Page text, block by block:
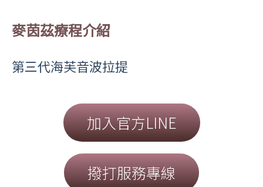
麥茵茲療程介紹
第三代海芙音波拉提
加入官方LINE
撥打服務專線